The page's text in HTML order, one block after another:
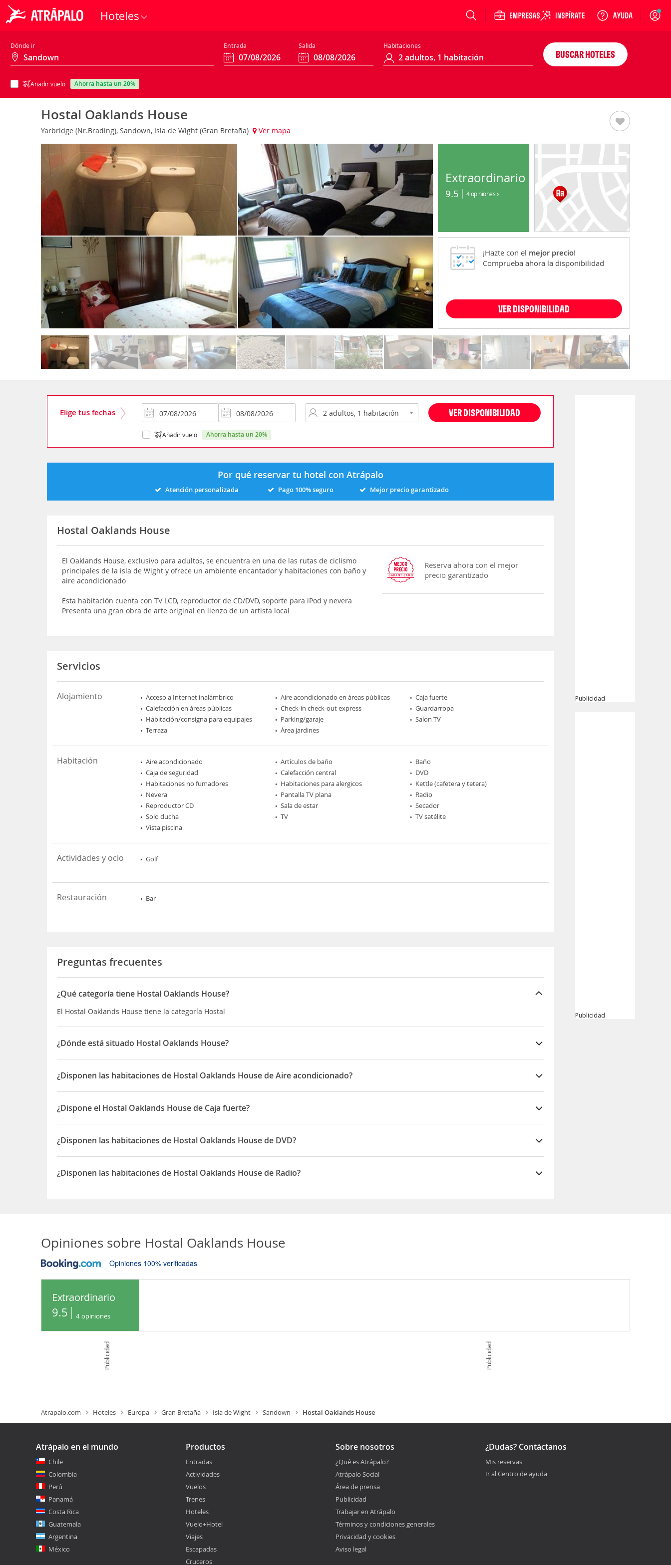
Hoteles Login
Dónde ir Entrada Salida Habitaciones
Añadir vuelo ahorra hasta un 20%
BUSCAR HOTELES
Hostal Oaklands House
Yarbridge (Nr.Brading), Sandown, Isla de Wight (Gran Bretaña) Ver mapa
Extraordinario
9.5 4 opiniones
¡Hazte con el mejor precio!
Comprueba ahora la disponibilidad
VER DISPONIBILIDAD
Elige tus fechas VER DISPONIBILIDAD
Añadir vuelo ahorra hasta un 20%
Por qué reservar tu hotel con Atrápalo
Atención personalizada Pago 100% seguro Mejor precio garantizado
Hostal Oaklands House
El Oaklands House, exclusivo para adultos, se encuentra en una de las rutas de ciclismo
principales de la isla de Wight y ofrece un ambiente encantador y habitaciones con baño y
aire acondicionado
Esta habitación cuenta con TV LCD, reproductor de CD/DVD, soporte para iPod y nevera
Presenta una gran obra de arte original en lienzo de un artista local
Reserva ahora con el mejor
precio garantizado
Servicios
Alojamiento Acceso a Internet inalámbrico Aire acondicionado en áreas públicas
Caja fuerte
Calefacción en áreas públicas
Check-in check-out express
Guardarropa
Habitación/consigna para equipajes
Parking/garaje
Salon TV
Terraza
Área jardines
Habitación Aire acondicionado Artículos de baño
Baño
Caja de seguridad
Calefacción central
DVD
Habitaciones no fumadores
Habitaciones para alergicos
Kettle (cafetera y tetera)
Nevera
Pantalla TV plana
Radio
Reproductor CD
Sala de estar
Secador
Solo ducha
TV
TV satélite
Vista piscina
Actividades y ocio Golf
Restauración Bar
Preguntas frecuentes
¿Qué categoría tiene Hostal Oaklands House?
El Hostal Oaklands House tiene la categoría Hostal
¿Dónde está situado Hostal Oaklands House?
El Hostal Oaklands House está situado en Yarbridge (Nr.Brading)
¿Disponen las habitaciones de Hostal Oaklands House de Aire acondicionado?
Sí, las habitaciones del Hostal Oaklands House disponen de Aire acondicionado
¿Dispone el Hostal Oaklands House de Caja fuerte?
Sí, el Hostal Oaklands House dispone de Caja fuerte
¿Disponen las habitaciones de Hostal Oaklands House de DVD?
Sí, las habitaciones del Hostal Oaklands House disponen de DVD
¿Disponen las habitaciones de Hostal Oaklands House de Radio?
Publicidad
Publicidad
Opiniones sobre Hostal Oaklands House
Opiniones 100% verificadas
Extraordinario
9.5 4 opiniones
Publicidad Publicidad
Atrapalo.com Hoteles Europa Gran Bretaña Isla de Wight Sandown Hostal Oaklands House
Atrápalo en el mundo
Chile
Colombia
Perú
Panamá
Costa Rica
Guatemala
Argentina
México
Productos
Entradas
Actividades
Vuelos
Trenes
Hoteles
Vuelo+Hotel
Viajes
Escapadas
Cruceros
Sobre nosotros
¿Qué es Atrápalo?
Atrápalo Social
Área de prensa
Publicidad
Trabajar en Atrápalo
Términos y condiciones generales
Privacidad y cookies
Aviso legal
¿Dudas? Contáctanos
Mis reservas
Ir al Centro de ayuda